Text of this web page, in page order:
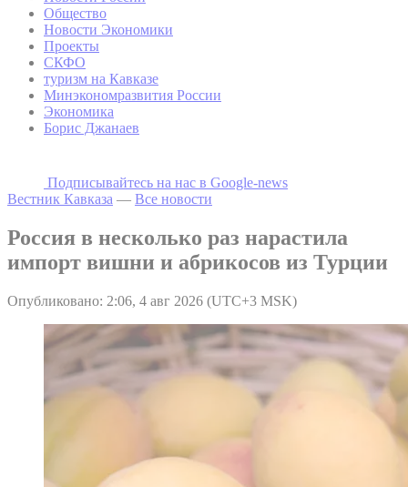
Общество
Новости Экономики
Проекты
СКФО
туризм на Кавказе
Минэкономразвития России
Экономика
Борис Джанаев
Подписывайтесь на наc в Google-news
Вестник Кавказа — Все новости
Россия в несколько раз нарастила
импорт вишни и абрикосов из Турции
Опубликовано: 2:06, 4 авг 2026 (UTC+3 MSK)